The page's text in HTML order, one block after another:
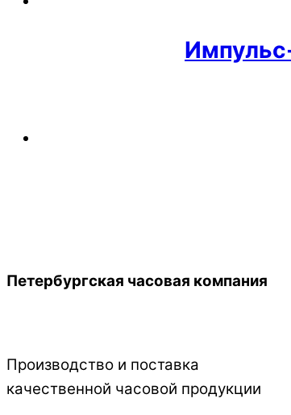
Back
Петербургская часовая компания
Производство и поставка
качественной часовой продукции